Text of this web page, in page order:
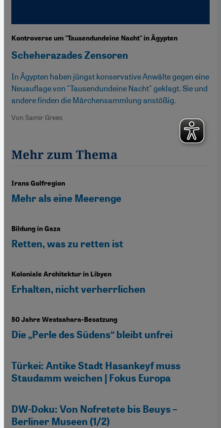
Kontroverse um "Tausendundeine Nacht" in Ägypten
Scheherazades Zensoren
In Ägypten haben jüngst konservative Anwälte gegen eine
Neuauflage von "Tausendundeine Nacht" geklagt. Sie und
andere finden die Märchensammlung anstößig.
Von Samir Grees
Mehr zum Thema
Irans Golfregion
Mehr als eine Meerenge
Bildung in Gaza
Retten, was zu retten ist
Koloniale Architektur in Libyen
Erhalten, nicht verherrlichen
50 Jahre Westsahara-Besatzung
Die „Perle des Südens“ bleibt unfrei
Türkei: Antike Stadt Hasankeyf muss
Staudamm weichen | Fokus Europa
DW-Doku: Von Nofretete bis Beuys –
Berliner Museen (1/2)